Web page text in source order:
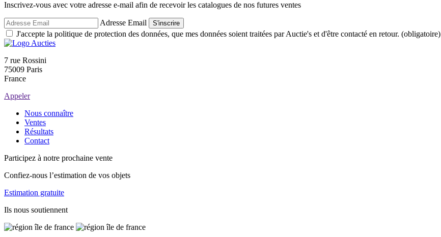
Inscrivez-vous avec votre adresse e-mail afin de recevoir les catalogues de nos futures ventes
Adresse Email S'inscrire
J'accepte la politique de protection des données, que mes données soient traitées par Auctie's et d'être contacté en retour. (obligatoire)
7 rue Rossini
75009 Paris
France
Appeler
Nous connaître
Ventes
Résultats
Contact
Participez à notre prochaine vente
Confiez-nous l’estimation de vos objets
Estimation gratuite
Ils nous soutiennent